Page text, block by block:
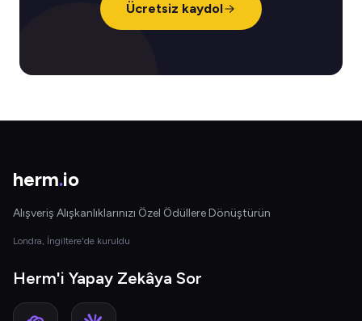
Ücretsiz kaydol
herm.io
Alışveriş Alışkanlıklarınızı Özel Ödüllere Dönüştürün
Londra, İngiltere'de kuruldu
Herm'i Yapay Zekâya Sor